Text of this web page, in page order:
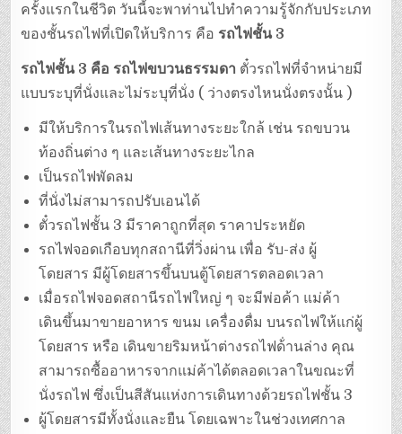
ครั้งแรกในชีวิต วันนี้จะพาท่านไปทำความรู้จักกับประเภท
ของชั้นรถไฟที่เปิดให้บริการ คือ รถไฟชั้น 3
รถไฟชั้น 3 คือ รถไฟขบวนธรรมดา ตั๋วรถไฟที่จำหน่ายมี
แบบระบุที่นั่งและไม่ระบุที่นั่ง ( ว่างตรงไหนนั่งตรงนั้น )
มีให้บริการในรถไฟเส้นทางระยะใกล้ เช่น รถขบวน
ท้องถิ่นต่าง ๆ และเส้นทางระยะไกล
เป็นรถไฟพัดลม
ที่นั่งไม่สามารถปรับเอนได้
ตั๋วรถไฟชั้น 3 มีราคาถูกที่สุด ราคาประหยัด
รถไฟจอดเกือบทุกสถานีที่วิ่งผ่าน เพื่อ รับ-ส่ง ผู้
โดยสาร มีผู้โดยสารขึ้นบนตู้โดยสารตลอดเวลา
เมื่อรถไฟจอดสถานีรถไฟใหญ่ ๆ จะมีพ่อค้า แม่ค้า
เดินขึ้นมาขายอาหาร ขนม เครื่องดื่ม บนรถไฟให้แก่ผู้
โดยสาร หรือ เดินขายริมหน้าต่างรถไฟด้่านล่าง คุณ
สามารถซื้ออาหารจากแม่ค้าได้ตลอดเวลาในขณะที่
นั่งรถไฟ ซึ่งเป็นสีสันแห่งการเดินทางด้วยรถไฟชั้น 3
ผู้โดยสารมีทั้งนั่งและยืน โดยเฉพาะในช่วงเทศกาล